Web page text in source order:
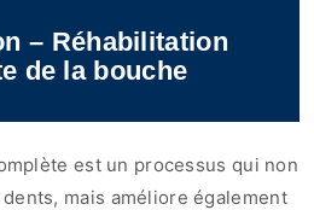
– Réhabilitation
de la bouche
est un processus qui non
mais améliore également